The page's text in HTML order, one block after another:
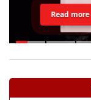
Read more